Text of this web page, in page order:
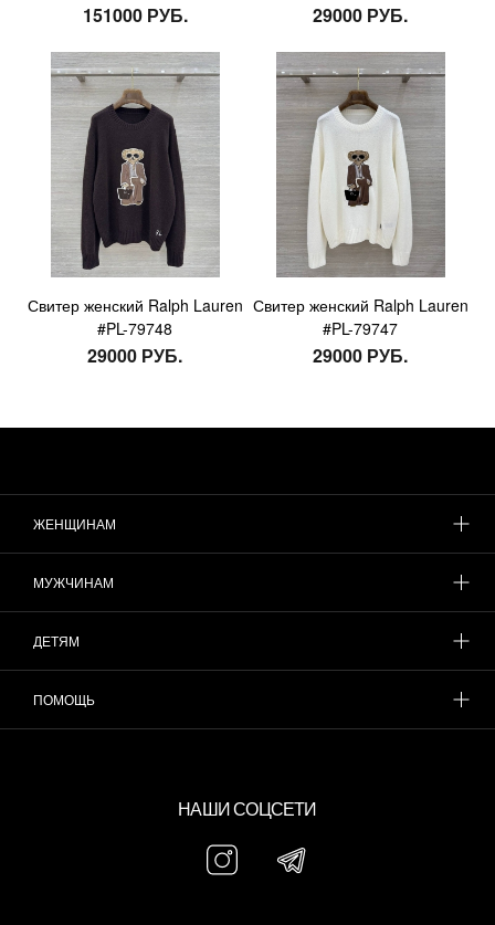
151000 РУБ. 29000 РУБ.
Свитер женский Ralph Lauren
#PL-79748
29000 РУБ.
Свитер женский Ralph Lauren
#PL-79747
29000 РУБ.
ЖЕНЩИНАМ
МУЖЧИНАМ
ДЕТЯМ
ПОМОЩЬ
НАШИ СОЦСЕТИ